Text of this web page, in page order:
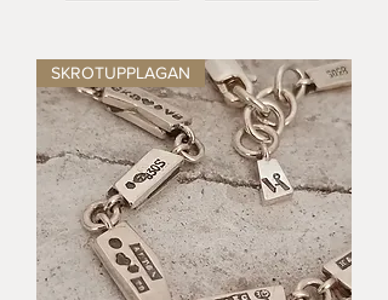
SKROTUPPLAGAN